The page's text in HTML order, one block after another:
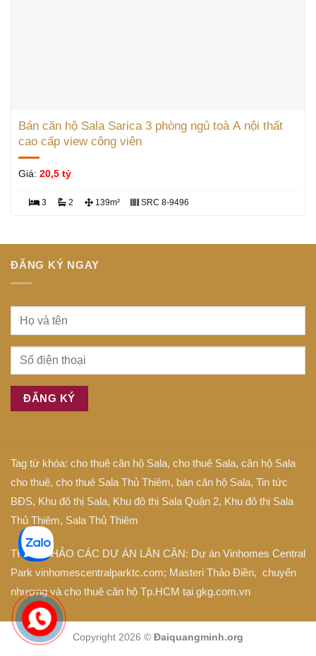
Bán căn hộ Sala Sarica 3 phòng ngủ toà A nội thất
cao cấp view công viên
Giá: 20,5 tỷ
3 2 139m² SRC 8-9496
ĐĂNG KÝ NGAY
Tag từ khóa: cho thuê căn hộ Sala, cho thuê Sala, căn hộ Sala
cho thuê, cho thuê Sala Thủ Thiêm, bán căn hộ Sala, Tin tức
BĐS, Khu đô thị Sala, Khu đô thị Sala Quận 2, Khu đô thị Sala
Thủ Thiêm, Sala Thủ Thiêm
THAM KHẢO CÁC DỰ ÁN LÂN CẬN: Dự án Vinhomes Central
Park vinhomescentralparktc.com; Masteri Thảo Điền, chuyển
nhượng và cho thuê căn hộ Tp.HCM tại gkg.com.vn
Copyright 2026 © Đaiquangminh.org